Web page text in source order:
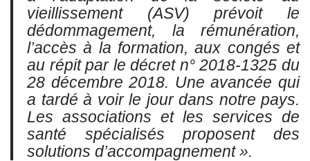
vieillissement (ASV) prévoit le
dédommagement, la rémunération,
l’accès à la formation, aux congés et
au répit par le décret n° 2018-1325 du
28 décembre 2018. Une avancée qui
a tardé à voir le jour dans notre pays.
Les associations et les services de
santé spécialisés proposent des
solutions d’accompagnement ».